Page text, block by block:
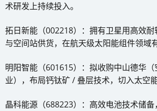
术研发上持续投入。
拓日新能（002218）：拥有卫星用高效
与空间站供货，在航天级太阳能组件领域
明阳智能（601615）：拟收购中山德华
业），布局钙钛矿 / 叠层技术，切入太空能
晶科能源（688223）：高效电池技术储